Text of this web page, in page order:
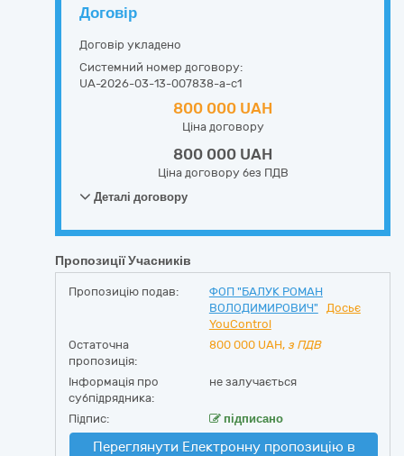
Договір
Договір укладено
Системний номер договору:
UA-2026-03-13-007838-a-c1
800 000 UAH
Ціна договору
800 000 UAH
Ціна договору без ПДВ
Деталі договору
Пропозиції Учасників
Пропозицію подав:
ФОП "БАЛУК РОМАН
ВОЛОДИМИРОВИЧ"
Досьє
YouControl
Остаточна
пропозиція:
800 000 UAH, з ПДВ
Інформація про
субпідрядника:
не залучається
Підпис: підписано
Переглянути Електронну пропозицію в